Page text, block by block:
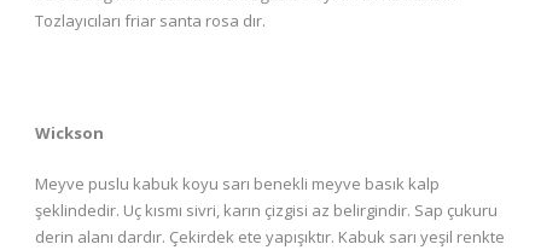
Tozlayıcıları friar santa rosa dır.
Wickson
Meyve puslu kabuk koyu sarı benekli meyve basık kalp
şeklindedir. Uç kısmı sivri, karın çizgisi az belirgindir. Sap çukuru
derin alanı dardır. Çekirdek ete yapışıktır. Kabuk sarı yeşil renkte